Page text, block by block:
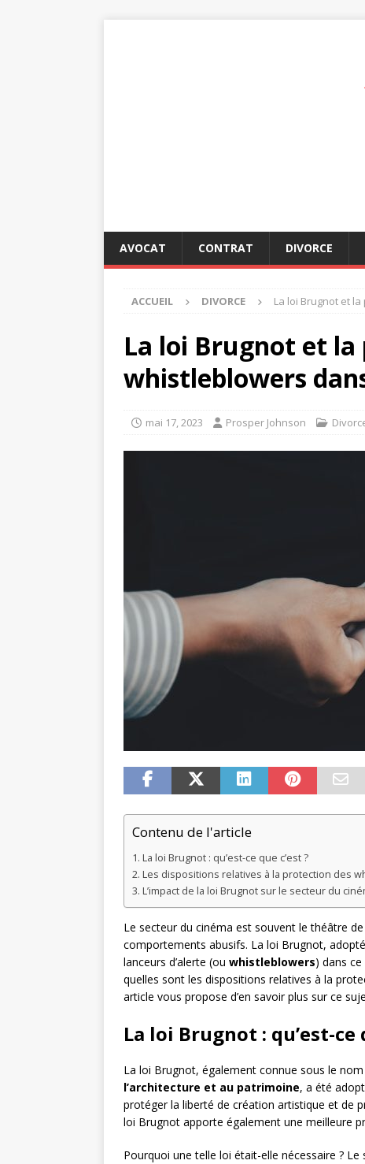
AVOCAT CONTRAT DIVORCE
ACCUEIL DIVORCE La loi Brugnot et
La loi Brugnot et
whistleblowers
mai 17, 2023 Prosper Johnson
Contenu de l'article
La loi Brugnot : qu’est-ce que c’est ?
Les dispositions relatives à la protection des
L’impact de la loi Brugnot sur le secteur du
Le secteur du cinéma est souvent le théâtre
comportements abusifs. La loi Brugnot,
lanceurs d’alerte (ou whistleblowers) dans
quelles sont les dispositions relatives à la
article vous propose d’en savoir plus sur ce
La loi Brugnot : qu’est-ce
La loi Brugnot, également connue sous le nom
l’architecture et au patrimoine, a été
protéger la liberté de création artistique et de
loi Brugnot apporte également une meilleure
Pourquoi une telle loi était-elle nécessaire ?